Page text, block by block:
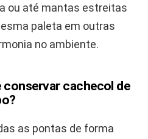
ou até mantas estreitas
paleta em outras
no ambiente.
conservar cachecol de
as pontas de forma